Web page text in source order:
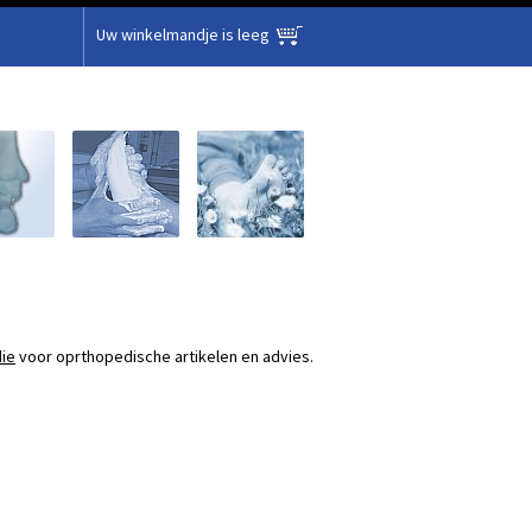
Uw winkelmandje is leeg
voor oprthopedische artikelen en advies.